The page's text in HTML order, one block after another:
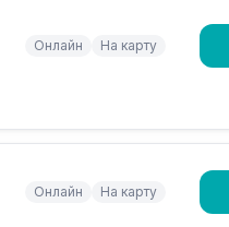
Онлайн На карту
Онлайн На карту